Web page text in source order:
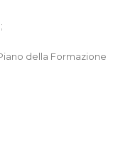
della Formazione